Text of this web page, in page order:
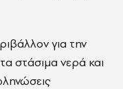
για την
στάσιμα νερά και